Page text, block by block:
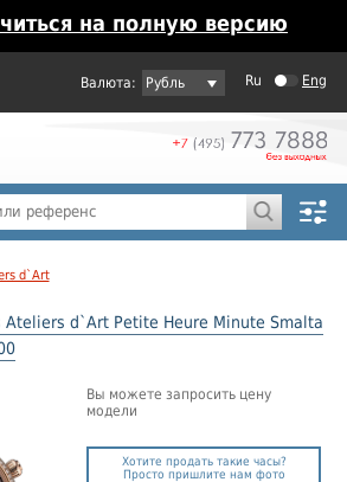
на полную версию
Рубль Ru Eng
d`Art
Ateliers d`Art Petite Heure Minute Smalta
Вы можете запросить цену
модели
Хотите продать такие часы?
Просто пришлите нам фото